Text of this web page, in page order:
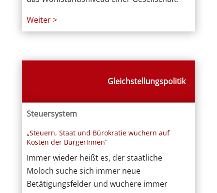
Weiter >
Gleichstellungspolitik
Steuersystem
„Steuern, Staat und Bürokratie wuchern auf
Kosten der BürgerInnen“
Immer wieder heißt es, der staatliche
Moloch suche sich immer neue
Betätigungsfelder und wuchere immer